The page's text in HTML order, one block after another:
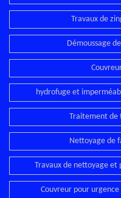
Travaux de
Démoussage
hydrofuge et
Traitement de
Nettoyage de
Travaux de nettoyage et
Couvreur pour